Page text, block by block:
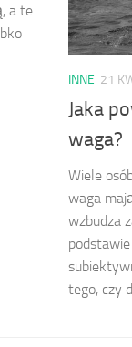
a te
INNE 21
Jaka
waga?
Wiele
waga
wzbudza
tego, czy